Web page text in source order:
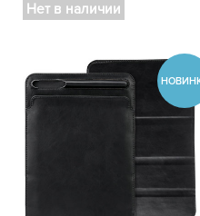
Нет в наличии